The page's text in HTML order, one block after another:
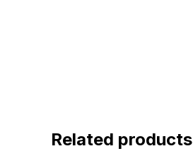
Related products